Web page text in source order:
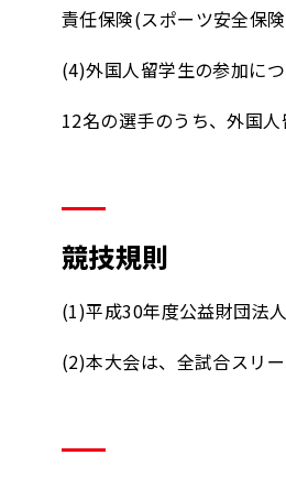
責任保険(スポーツ安全保
(4)外国人留学生の参加に
12名の選手のうち、外国
競技規則
(1)平成30年度公益財団法
(2)本大会は、全試合スリ